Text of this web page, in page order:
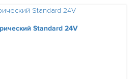
Standard 24V